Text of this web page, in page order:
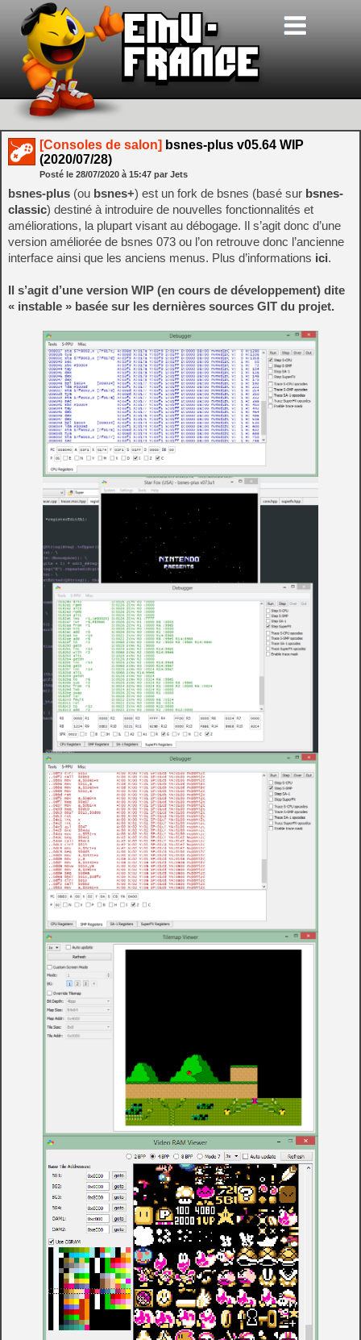
[Consoles de salon] bsnes-plus v05.64 WIP
(2020/07/28)
Posté le 28/07/2020 à 15:47 par Jets
bsnes-plus (ou bsnes+) est un fork de bsnes (basé sur bsnes-
classic) destiné à introduire de nouvelles fonctionnalités et
améliorations, la plupart visant au débogage. Il s’agit donc d’une
version améliorée de bsnes 073 ou l’on retrouve donc l’ancienne
interface ainsi que les anciens menus. Plus d’informations ici.
Il s’agit d’une version WIP (en cours de développement) dite
« instable » basée sur les dernières sources GIT du projet.